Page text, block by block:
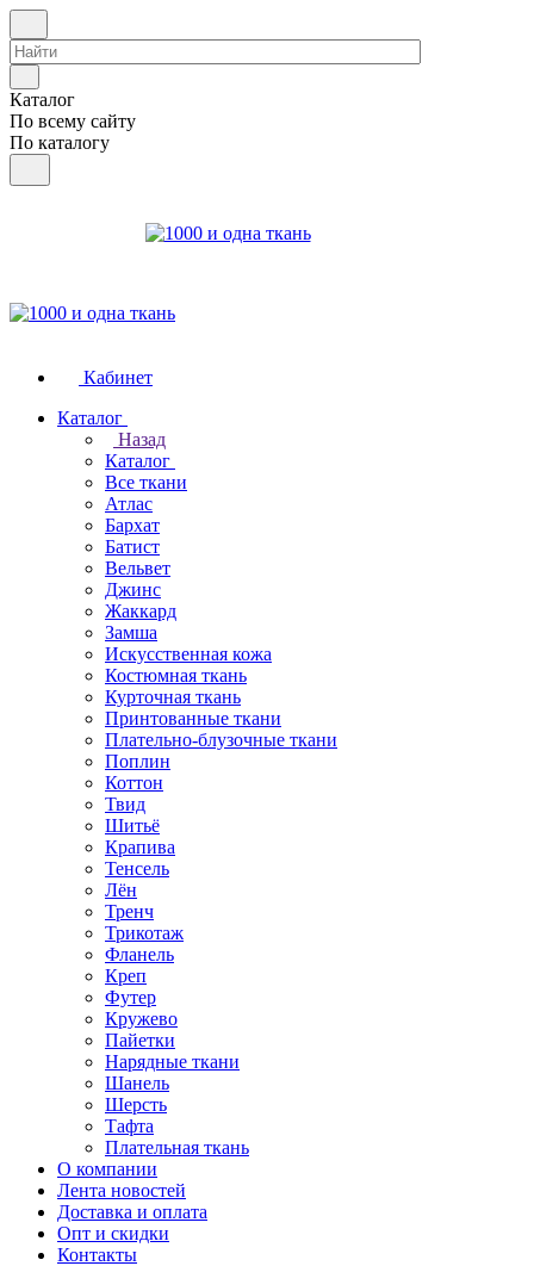
Каталог
По всему сайту
По каталогу
Кабинет
Каталог
Назад
Каталог
Все ткани
Атлас
Бархат
Батист
Вельвет
Джинс
Жаккард
Замша
Искусственная кожа
Костюмная ткань
Курточная ткань
Принтованные ткани
Плательно-блузочные ткани
Поплин
Коттон
Твид
Шитьё
Крапива
Тенсель
Лён
Тренч
Трикотаж
Фланель
Креп
Футер
Кружево
Пайетки
Нарядные ткани
Шанель
Шерсть
Тафта
Плательная ткань
О компании
Лента новостей
Доставка и оплата
Опт и скидки
Контакты